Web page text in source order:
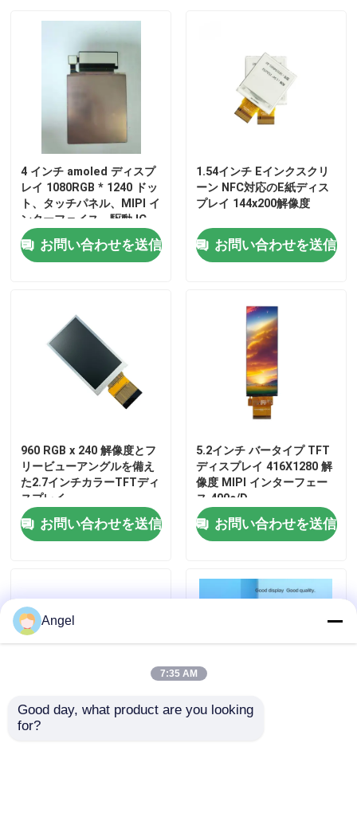
引用を要求しなさい
タッチ画面TFTの表示
円形TFTの表示
tftのカラー ディスプレイ
マイクロOLEDディスプレイ
スクウェア TFT ディスプレイ
高い明るさLCDの表示
日光読解可能なTFT
LCD表示モジュール
4 インチ amoled ディスプ
レイ 1080RGB * 1240 ドッ
ト、タッチパネル、MIPI イ
ンターフェイス、駆動 IC
CH13726 800c/d
お問い合わせを送信
1.54インチ Eインクスクリ
ーン NFC対応のE紙ディス
プレイ 144x200解像度
お問い合わせを送信
960 RGB x 240 解像度とフ
リービューアングルを備え
た2.7インチカラーTFTディ
スプレイ
お問い合わせを送信
5.2インチ バータイプ TFT
ディスプレイ 416X1280 解
像度 MIPI インターフェー
ス 400c/D
お問い合わせを送信
1.12インチ AMOLEDディ
Angel
7:35 AM
Good day, what product are you looking
for?